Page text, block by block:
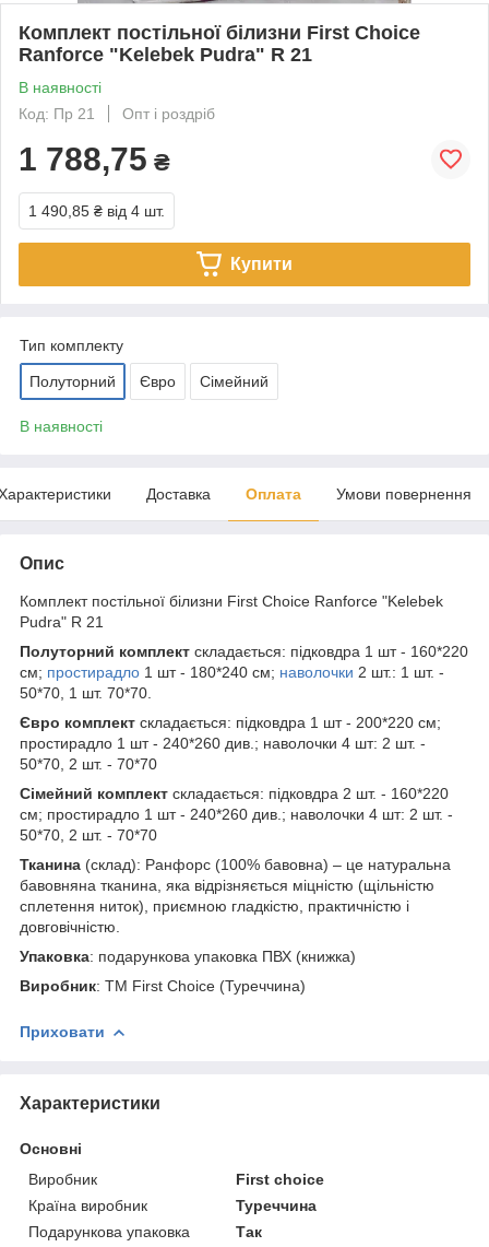
Комплект постільної білизни First Choice
Ranforce "Kelebek Pudra" R 21
В наявності
Код: Пр 21
Опт і роздріб
1 788,75 ₴
1 490,85 ₴ від 4 шт.
Купити
Тип комплекту
Полуторний Євро Сімейний
В наявності
Доставка Оплата Умови повернення
Опис
Комплект постільної білизни First Choice Ranforce "Kelebek
Pudra" R 21
Полуторний комплект складається: підковдра 1 шт - 160*220
см; простирадло 1 шт - 180*240 см; наволочки 2 шт.: 1 шт. -
50*70, 1 шт. 70*70.
Євро комплект складається: підковдра 1 шт - 200*220 см;
простирадло 1 шт - 240*260 див.; наволочки 4 шт: 2 шт. -
50*70, 2 шт. - 70*70
Сімейний комплект складається: підковдра 2 шт. - 160*220
см; простирадло 1 шт - 240*260 див.; наволочки 4 шт: 2 шт. -
50*70, 2 шт. - 70*70
Тканина (склад): Ранфорс (100% бавовна) – це натуральна
бавовняна тканина, яка відрізняється міцністю (щільністю
сплетення ниток), приємною гладкістю, практичністю і
довговічністю.
Упаковка: подарункова упаковка ПВХ (книжка)
Виробник: ТМ First Choice (Туреччина)
Приховати
Характеристики
Основні
Виробник
First choice
Країна виробник
Туреччина
Подарункова упаковка
Так